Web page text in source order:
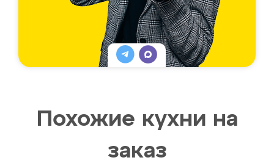
Похожие кухни на
заказ